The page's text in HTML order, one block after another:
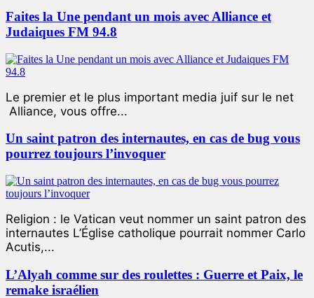
Faites la Une pendant un mois avec Alliance et
Judaiques FM 94.8
Le premier et le plus important media juif sur le net
Alliance, vous offre...
Un saint patron des internautes, en cas de bug vous
pourrez toujours l’invoquer
Religion : le Vatican veut nommer un saint patron des
internautes L’Église catholique pourrait nommer Carlo
Acutis,...
L’Alyah comme sur des roulettes : Guerre et Paix, le
remake israélien